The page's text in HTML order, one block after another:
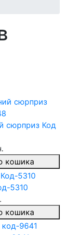
сюрприз Код
кошика
5310
кошика